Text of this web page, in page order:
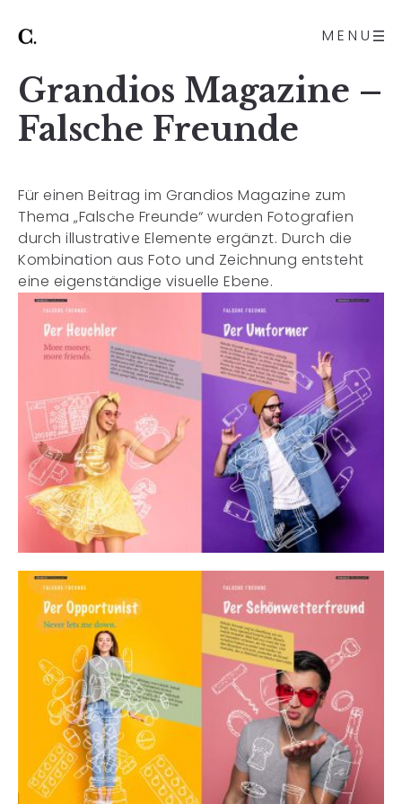
MENU
Grandios Magazine –
Falsche Freunde
Für einen Beitrag im Grandios Magazine zum
Thema „Falsche Freunde“ wurden Fotografien
durch illustrative Elemente ergänzt. Durch die
Kombination aus Foto und Zeichnung entsteht
eine eigenständige visuelle Ebene.